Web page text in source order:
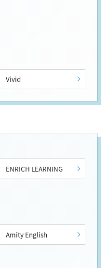
Vivid
ENRICH LEARNING
Amity English